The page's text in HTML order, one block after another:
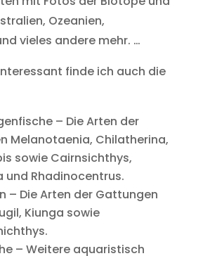
Ozeanien,
vieles andere mehr. …
finde ich auch die
– Die Arten der
Melanotaenia, Chilatherina,
sowie Cairnsichthys,
und Rhadinocentrus.
– Die Arten der Gattungen
Kiunga sowie
– Weitere aquaristisch